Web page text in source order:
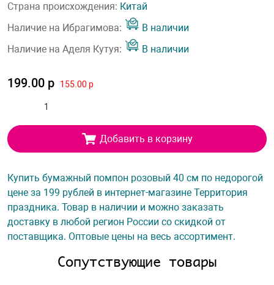
Страна происхождения: Китай
Наличие на Ибрагимова:
В наличии
Наличие на Аделя Кутуя:
В наличии
199.00 р 155.00 р
Добавить в корзину
Купить бумажный помпон розовый 40 см по недорогой
цене за 199 рублей в интернет-магазине Территория
праздника. Товар в наличии и можно заказать
доставку в любой регион России со скидкой от
поставщика. Оптовые цены на весь ассортимент.
Сопутствующие товары